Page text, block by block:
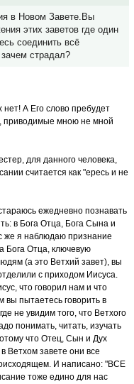
в Новом Завете.Вы
этих заветов где один
соединить всё
страдал?
А Его слово пребудет
приводимые мною не мной
для данного человека,
считается как "ересь и не
ежедневно познавать
в Бога Отца, Бога Сына и
же я наблюдаю признание
Бога Отца, ключевую
(а это Ветхий завет), вы
с приходом Иисуса.
что говорил нам и что
вы пытаетесь говорить в
не увидим того, что Ветхого
понимать, читать, изучать
что Отец, Сын и Дух
Ветхом завете они все
И написано: "ВСЕ
тоже едино для нас